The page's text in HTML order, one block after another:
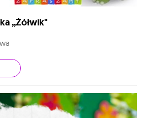
,,Żółwik"